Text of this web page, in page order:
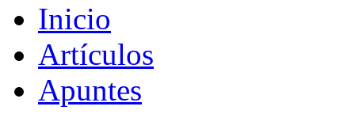
Inicio
Artículos
Apuntes